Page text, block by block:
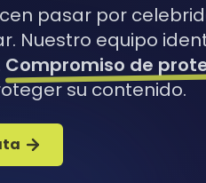
pasar por
Nuestro equipo
Compromiso de
su contenido.